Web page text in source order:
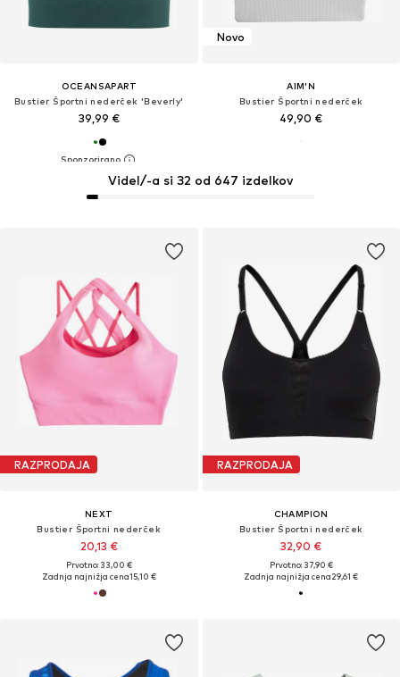
OCEANSAPART
Bustier Športni nederček 'Beverly'
39,99 €
Novo
AIM'N
Bustier Športni nederček
49,90 €
RAZPRODAJA
NEXT
Bustier Športni nederček
20,13 €
Prvotno: 33,00 €
Zadnja najnižja cena15,10 €
Videl/-a si 32 od 647 izdelkov
RAZPRODAJA
CHAMPION
Bustier Športni nederček
32,90 €
Prvotno: 37,90 €
Zadnja najnižja cena29,61 €